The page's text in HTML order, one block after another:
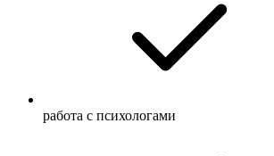
работа с психологами